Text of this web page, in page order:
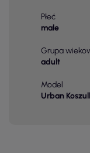
Płeć
male
Grupa
adult
Model
Urban